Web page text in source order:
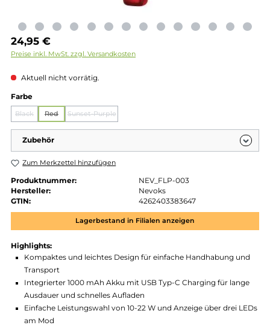
24,95 €
Aktuell nicht vorrätig.
Farbe auswählen
Black
(Diese Option ist zurzeit nicht verfügbar.)
Red
(Diese Option ist zurzeit nicht verfügbar.)
Sunset-Purple
(Diese Option ist zurzeit nicht verfügbar.)
Zubehör
Produktnummer:
NEV_FLP-003
Hersteller:
GTIN:
Highlights:
Kompaktes und leichtes Design für einfache Handhabung